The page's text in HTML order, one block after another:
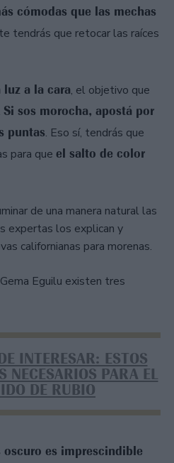
cómodas que las mechas
tendrás que retocar las raíces
a la cara, el objetivo que
Si sos morocha, apostá por
puntas. Eso sí, tendrás que
para que el salto de color
de una manera natural las
expertas los explican y
californianas para morenas.
Eguilu existen tres
INTERESAR: ESTOS
NECESARIOS PARA EL
DE RUBIO
es imprescindible